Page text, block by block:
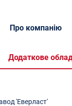
Додаткове
Про компанію
'Еверласт'